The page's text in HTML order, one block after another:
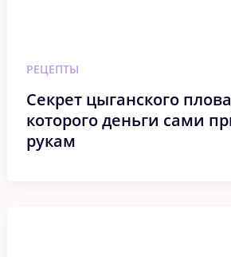
РЕЦЕПТЫ
Секрет цыганского
которого деньги сами
рукам